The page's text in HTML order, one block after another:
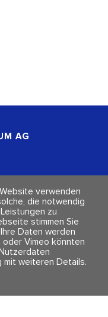
AG
Folge uns
verwenden
die notwendig
zu
stimmen Sie
Daten werden
Vimeo könnten
mit weiteren Details.